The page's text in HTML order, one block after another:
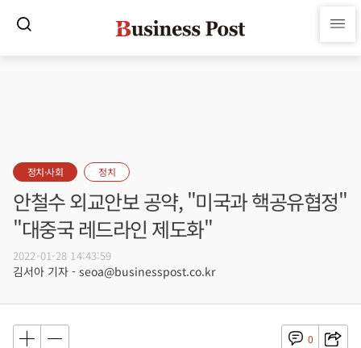
정치·사회 정치
안철수 외교안보 공약, "미국과 핵공유협정"
"대중국 레드라인 제도화"
2022-01-28 14:43:59
김서아 기자 - seoa@businesspost.co.kr
0